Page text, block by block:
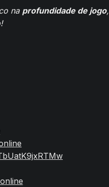
na profundidade de jogo,